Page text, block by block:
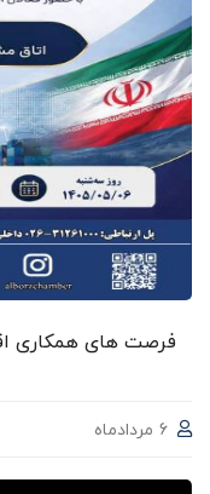
فرصت های همکاری
6 مردادماه